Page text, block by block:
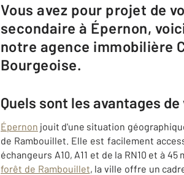
Vous avez pour projet de vous installer en maison en résidence principale ou
secondaire à Épernon,
notre agence immobilière
Bourgeoise.
Quels sont les avantages
Épernon jouit d'une situation
de Rambouillet. Elle est facilement
échangeurs A10, A11 et de la RN10 et à
forêt de Rambouillet, la ville offre un